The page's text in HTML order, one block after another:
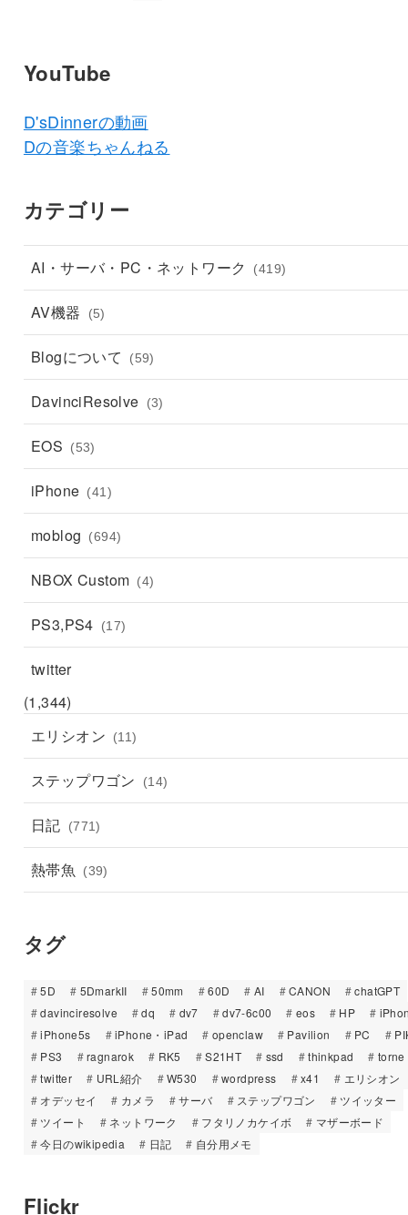
YouTube
D'sDinnerの動画
Dの音楽ちゃんねる
カテゴリー
AI・サーバ・PC・ネットワーク (419)
AV機器 (5)
Blogについて (59)
DavinciResolve (3)
EOS (53)
iPhone (41)
moblog (694)
NBOX Custom (4)
PS3,PS4 (17)
twitter
(1,344)
エリシオン
(11)
ステップワゴン (14)
日記 (771)
熱帯魚 (39)
タグ
5D 5DmarkII 50mm 60D AI CANON
chatGPT
davinciresolve
dq dv7 dv7-6c00 eos HP
iPhone5s
iPhone・iPad openclaw Pavilion PC
PS3
ragnarok RK5 S21HT ssd thinkpad
torne
twitter
URL紹介 W530 wordpress x41
エリシオン
オデッセイ
カメラ サーバ ステップワゴン
ツイッター
ツイート
ネットワーク フタリノカケイボ
マザーボード
今日のwikipedia
日記 自分用メモ
Flickr